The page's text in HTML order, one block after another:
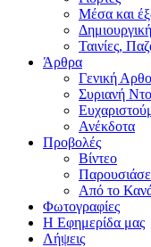
Μέσα και
Ταινίες,
Άρθρα
Γενική
Συριανή
Ανέκδοτα
Προβολές
Βίντεο
Από το
Φωτογραφίες
Η Εφημερίδα μας
Λήψεις